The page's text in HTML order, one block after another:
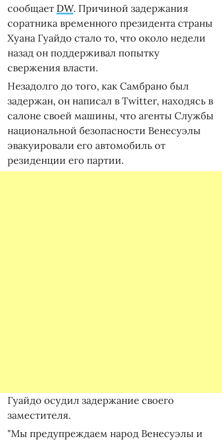
сообщает DW. Причиной задержания
соратника временного президента страны
Хуана Гуайдо стало то, что около недели
назад он поддерживал попытку
свержения власти.
Незадолго до того, как Самбрано был
задержан, он написал в Twitter, находясь в
салоне своей машины, что агенты Службы
национальной безопасности Венесуэлы
эвакуировали его автомобиль от
резиденции его партии.
Гуайдо осудил задержание своего
заместителя.
"Мы предупреждаем народ Венесуэлы и